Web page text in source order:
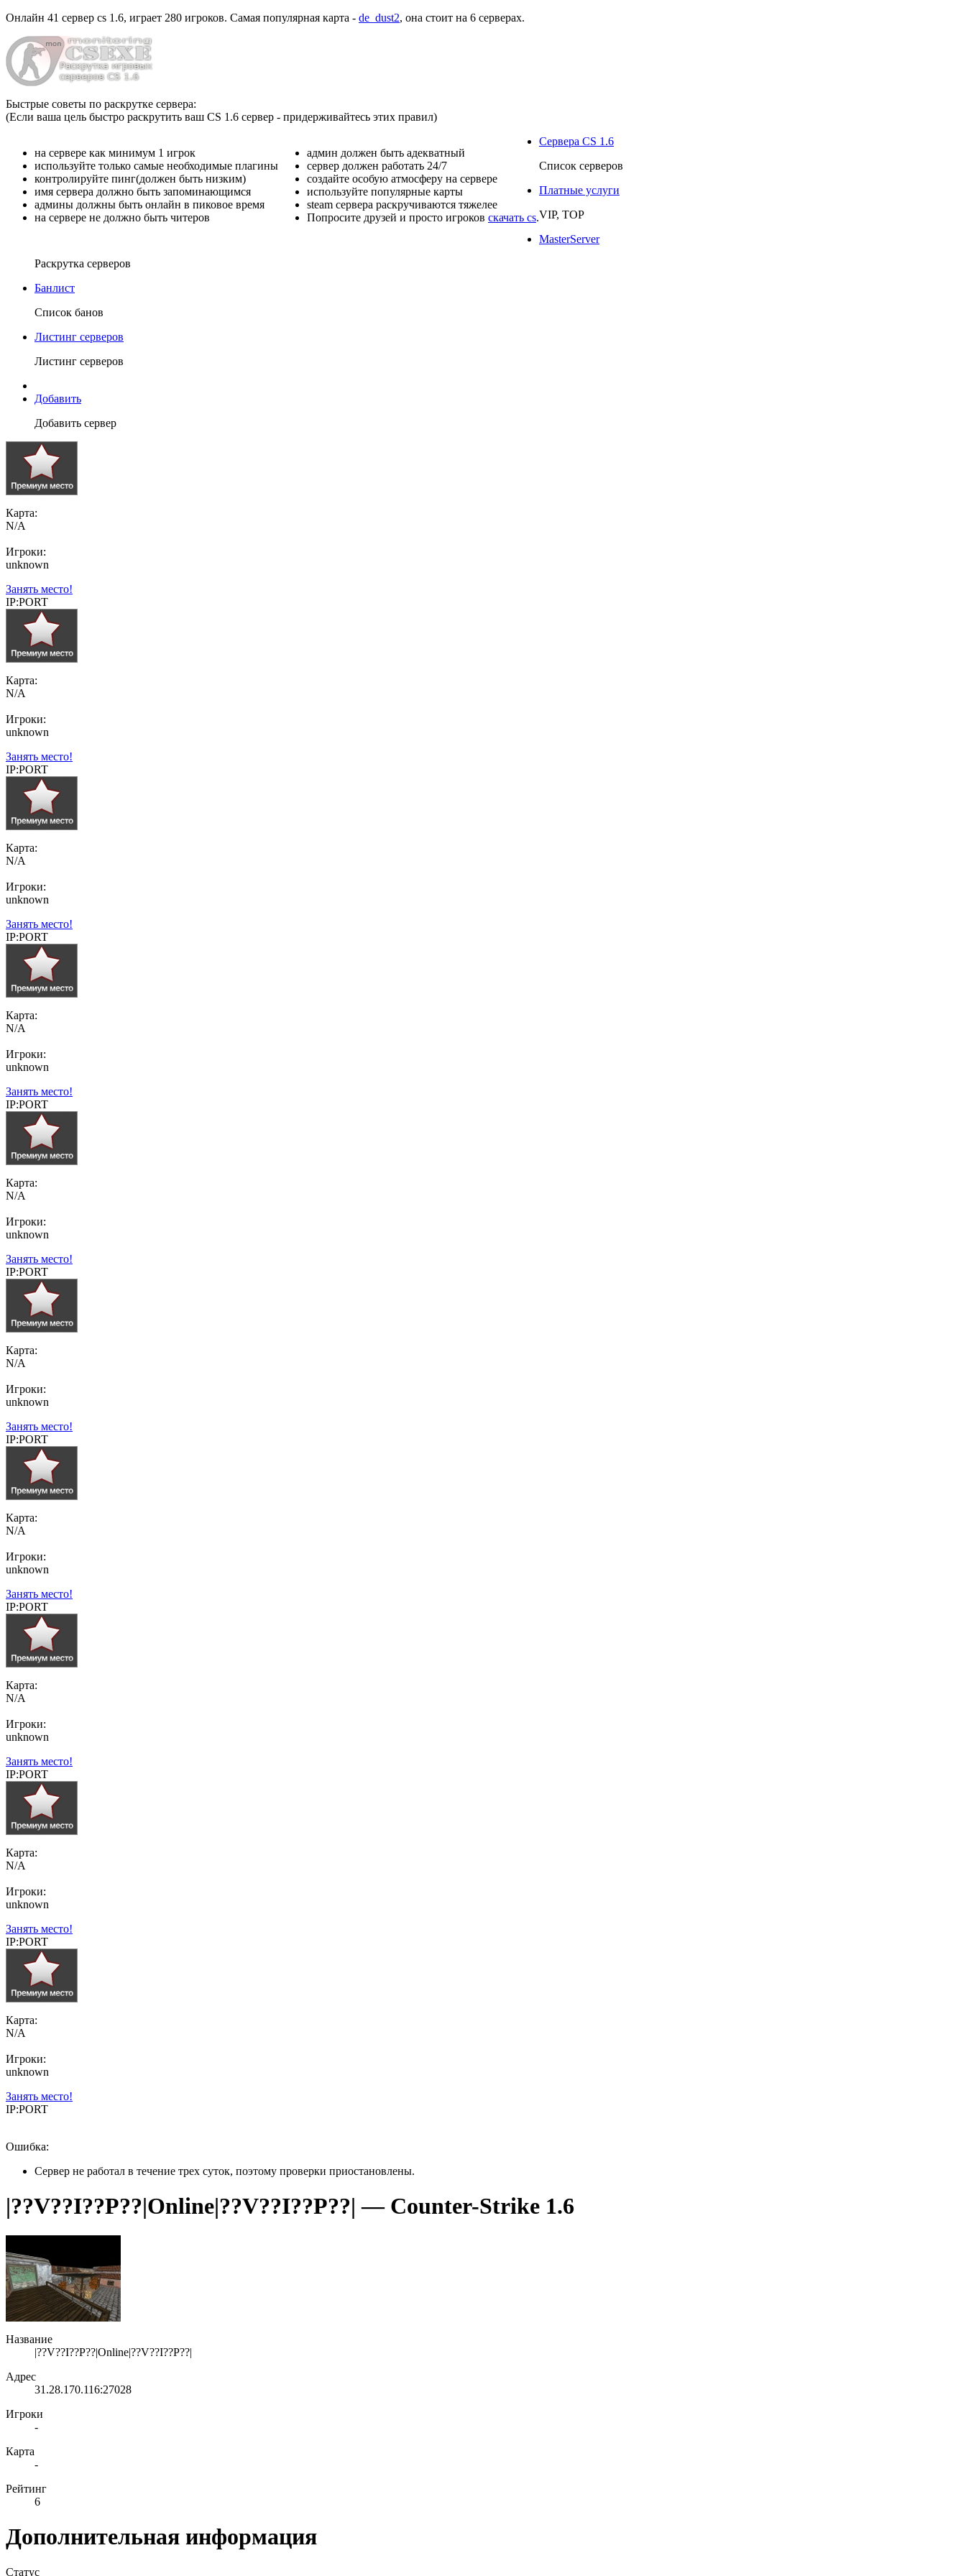
Онлайн 41 сервер cs 1.6, играет 280 игроков. Самая популярная карта - de_dust2, она стоит на 6 серверах.
Быстрые советы по раскрутке сервера:
(Если ваша цель быстро раскрутить ваш CS 1.6 сервер - придерживайтесь этих правил)
на сервере как минимум 1 игрок
используйте только самые необходимые плагины
контролируйте пинг(должен быть низким)
имя сервера должно быть запоминающимся
админы должны быть онлайн в пиковое время
на сервере не должно быть читеров
админ должен быть адекватный
сервер должен работать 24/7
создайте особую атмосферу на сервере
используйте популярные карты
steam сервера раскручиваются тяжелее
Попросите друзей и просто игроков скачать cs.
Сервера CS 1.6
Список серверов
Платные услуги
VIP, TOP
MasterServer
Раскрутка серверов
Банлист
Список банов
Листинг серверов
Листинг серверов
Добавить
Добавить сервер
Карта:
N/A
Игроки:
unknown
Занять место!
IP:PORT
Карта:
N/A
Игроки:
unknown
Занять место!
IP:PORT
Карта:
N/A
Игроки:
unknown
Занять место!
IP:PORT
Карта:
N/A
Игроки:
unknown
Занять место!
IP:PORT
Карта:
N/A
Игроки:
unknown
Занять место!
IP:PORT
Карта:
N/A
Игроки:
unknown
Занять место!
IP:PORT
Карта:
N/A
Игроки:
unknown
Занять место!
IP:PORT
Карта:
N/A
Игроки:
unknown
Занять место!
IP:PORT
Карта:
N/A
Игроки:
unknown
Занять место!
IP:PORT
Карта:
N/A
Игроки:
unknown
Занять место!
IP:PORT
Ошибка:
Сервер не работал в течение трех суток, поэтому проверки приостановлены.
|??V??I??P??|Online|??V??I??P??| — Counter-Strike 1.6
Название
|??V??I??P??|Online|??V??I??P??|
Адрес
31.28.170.116:27028
Игроки
-
Карта
-
Рейтинг
6
Дополнительная информация
Статус